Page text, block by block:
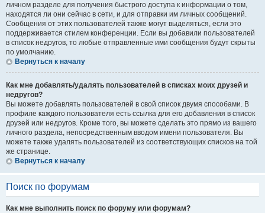
личном разделе для получения быстрого доступа к информации о том,
находятся ли они сейчас в сети, и для отправки им личных сообщений.
Сообщения от этих пользователей также могут выделяться, если это
поддерживается стилем конференции. Если вы добавили пользователей
в список недругов, то любые отправленные ими сообщения будут скрыты
по умолчанию.
Вернуться к началу
Как мне добавлять/удалять пользователей в списках моих друзей и
недругов?
Вы можете добавлять пользователей в свой список двумя способами. В
профиле каждого пользователя есть ссылка для его добавления в список
друзей или недругов. Кроме того, вы можете сделать это прямо из вашего
личного раздела, непосредственным вводом имени пользователя. Вы
можете также удалять пользователей из соответствующих списков на той
же странице.
Вернуться к началу
Поиск по форумам
Как мне выполнить поиск по форуму или форумам?